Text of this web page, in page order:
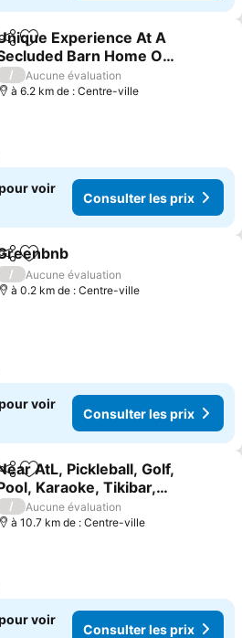
Ajouter à mes favoris
Experience At A
Barn Home On
With Gorgeous
Sunset Views.
/
Aucune évaluation
à 6.2 km de : Centre-ville
voir
Consulter les prix
Ajouter à mes favoris
/
Aucune évaluation
à 0.2 km de : Centre-ville
voir
Consulter les prix
Ajouter à mes favoris
AtL, Pickleball, Golf,
Karaoke, Tikibar,
Acre Private Retreat
/
Aucune évaluation
à 10.7 km de : Centre-ville
voir
Consulter les prix